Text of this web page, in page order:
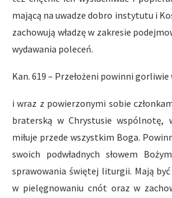
mającą na uwadze dobro instytutu i
zachowują władzę w zakresie
wydawania poleceń.
Kan. 619 – Przełożeni powinni gorliwie
i wraz z powierzonymi sobie
braterską w Chrystusie
miłuje przede wszystkim Boga.
swoich podwładnych słowem
sprawowania świętej liturgii. Mają
w pielęgnowaniu cnót oraz w